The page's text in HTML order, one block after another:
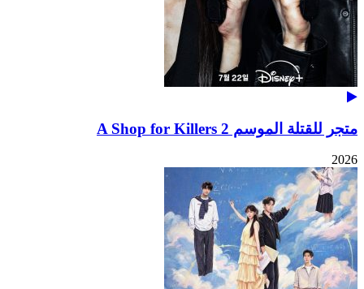
متجر للقتلة الموسم 2 A Shop for Killers
2026